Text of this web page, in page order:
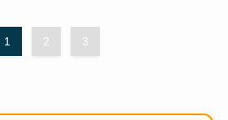
1 2 3